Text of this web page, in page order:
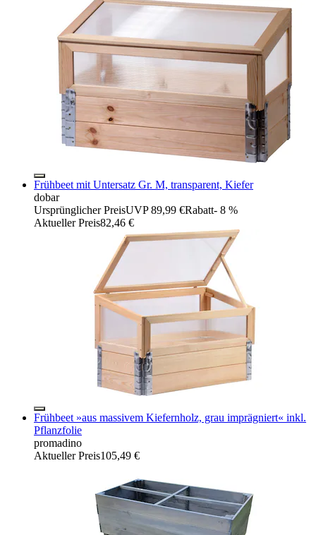
Frühbeet mit Untersatz Gr. M, transparent, Kiefer
dobar
Ursprünglicher PreisUVP 89,99 €Rabatt- 8 %
Aktueller Preis82,46 €
Frühbeet »aus massivem Kiefernholz, grau imprägniert« inkl.
Pflanzfolie
promadino
Aktueller Preis105,49 €